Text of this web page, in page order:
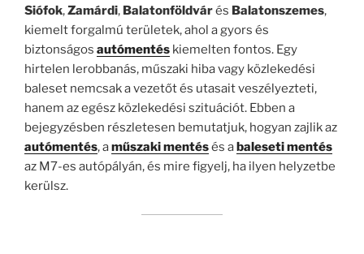
Siófok,Zamárdi, Balatonföldvárés Balatonszemes,
kiemelt forgalmú területek, ahol a gyors és
biztonságos autómentés kiemelten fontos. Egy
hirtelen lerobbanás, műszaki hiba vagy közlekedési
baleset nemcsak a vezetőt és utasait veszélyezteti,
hanem az egész közlekedési szituációt. Ebben a
bejegyzésben részletesen bemutatjuk, hogyan zajlik az
autómentés, aműszaki mentésés a baleseti mentés
az M7-es autópályán, és mire figyelj, ha ilyen helyzetbe
kerülsz.